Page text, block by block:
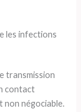
les infections
transmission
contact
non négociable.